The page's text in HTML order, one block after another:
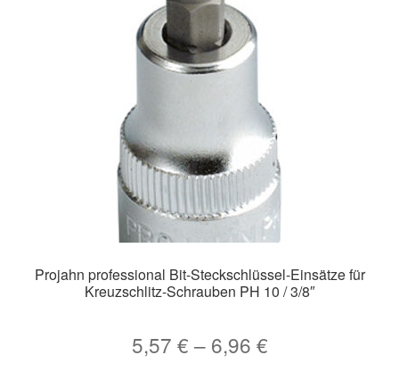
Projahn professional Bit-Steckschlüssel-Einsätze für
Kreuzschlitz-Schrauben PH 10 / 3/8″
5,57 € – 6,96 €Preisspanne: